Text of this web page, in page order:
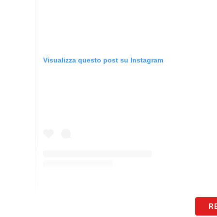
Visualizza questo post su Instagram